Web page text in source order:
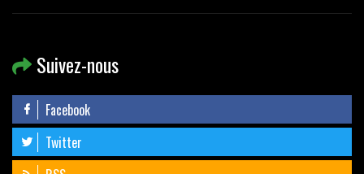
Suivez-nous
Facebook
Twitter